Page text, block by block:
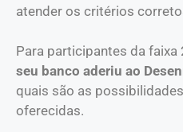
atender os critérios
Para participantes da faixa
seu banco aderiu ao
quais são as
oferecidas.